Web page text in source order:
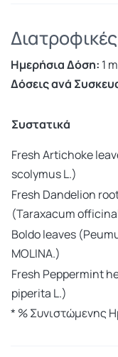
Ημερήσια Δόση: 1
Δόσεις ανά
Συστατικά
Fresh Artichoke
scolymus L.)
Fresh Dandelion
(Taraxacum
Boldo leaves
MOLINA.)
Fresh Peppermint
piperita L.)
* % Συνιστώμενης